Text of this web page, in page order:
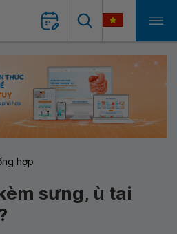
hợp
sưng, ù tai